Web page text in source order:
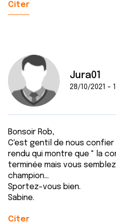
Citer
Jura01
28/10/2021 -
Bonsoir Rob,
C'est gentil de nous
rendu qui montre que " la
terminée mais vous
champion...
Sportez-vous bien.
Sabine.
Citer